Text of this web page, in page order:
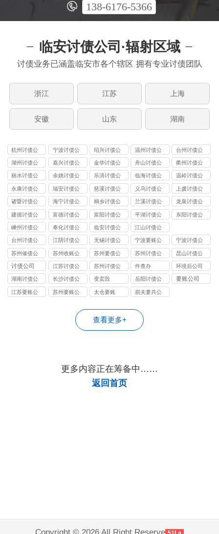
138-6176-5366
临安讨债公司·辐射区域
讨债业务已涵盖临安市各个辖区 拥有专业讨债团队
浙江 江苏 上海
安徽 山东 湖南
杭州讨债公
司
宁波讨债公
司
绍兴讨债公
司
温州讨债公
司
台州讨债公
司
湖州讨债公
司
嘉兴讨债公
司
金华讨债公
司
舟山讨债公
司
衢州讨债公
司
丽水讨债公
司
余姚讨债公
司
乐清讨债公
司
临海讨债公
司
温岭讨债公
司
永康讨债公
司
瑞安讨债公
司
慈溪讨债公
司
义乌讨债公
司
上虞讨债公
司
诸暨讨债公
司
海宁讨债公
司
桐乡讨债公
司
兰溪讨债公
司
龙泉讨债公
司
建德讨债公
司
富德讨债公
司
富阳讨债公
司
平湖讨债公
司
东阳讨债公
嵊州讨债公
司
奉化讨债公
司
临安讨债公
司
江山讨债公
司
台州讨债公
司
江阴讨债公
司
无锡讨债公
司
宁波要账公
司
宁波讨债公
司
苏州催债公
司
苏州收账公
司
苏州要债公
司
苏州讨债公
司
昆山讨债公
司
讨债公司
江苏讨债公
司
苏州讨债公
司
件查办 环境后公司
湖南讨债公
司
长沙讨债公
司
变卖毁
岳阳讨债公
司
要账公司
江苏要账公
苏州要账公
太仓要账
损夫妻共公
查看更多+
更多内容正在筹备中……
返回首页